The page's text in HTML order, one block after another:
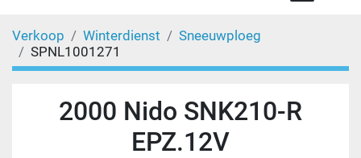
Verkoop Winterdienst
Sneeuwploeg
SPNL1001271
2000 Nido SNK210-R
EPZ.12V